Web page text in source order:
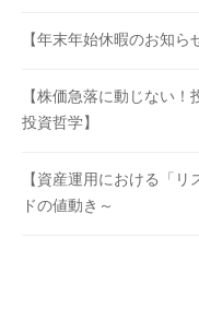
【年末年始休暇のお知ら
【株価急落に動じない
投資哲学】
【資産運用における「
ドの値動き～